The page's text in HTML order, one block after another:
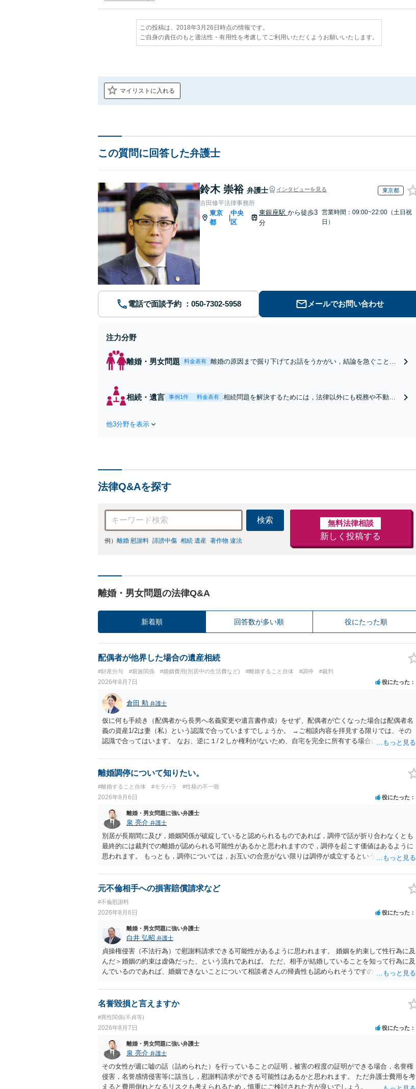
この投稿は、2018年3月26日時点の情報です。
ご自身の責任のもと適法性・有用性を考慮してご利用いただくようお願いいたします。
マイリストに入れる
この質問に回答した弁護士
鈴木 崇裕 弁護士 インタビューを見る 東京都
吉田修平法律事務所
東京
都
中央
区
東銀座駅から徒歩3
分
営業時間：09:00~22:00（土日祝
日）
電話で面談予約 メールでお問い合わせ
注力分野
離婚・男女問題 料金表有
離婚の原因まで掘り下げてお話をうかがい，結論を急ぐことな
相続・遺言 事例1件 料金表有
相続問題を解決するためには，法律以外にも税務や不動産
他3分野を表示
法律Q&Aを探す
検索
例） 離婚 慰謝料 誹謗中傷 相続 遺産 著作物 違法
無料法律相談
新しく投稿する
離婚・男女問題の法律Q&A
新着順 回答数が多い順 役にたった順
配偶者が他界した場合の遺産相続
#財産分与 #親族関係 #婚姻費用(別居中の生活費など) #離婚すること自体 #調停 #裁判
2026年8月7日 役にたった
倉田 勲 弁護士
仮に何も手続き（配偶者から長男へ名義変更や遺言書作成）をせず、配偶者が亡くなった場合は配偶者名
義の資産1/2は妻（私）という認識で合っていますでしょうか。 →ご相談内容を拝見する限りでは、その
認識で合ってはいます。 なお、逆に１/２しか権利がないため、自宅を完全に所有する場合は、他の相続
離婚調停について知りたい。
#離婚すること自体 #モラハラ #性格の不一致
2026年8月6日 役にたった
離婚・男女問題に強い弁護士
泉 亮介 弁護士
別居が長期間に及び，婚姻関係が破綻していると認められるものであれば，調停で話が折り合わなくとも
最終的には裁判での離婚が認められる可能性があるかと思われますので，調停を起こす価値はあるように
思われます。 もっとも，調停については，お互いの合意がない限りは調停が成立するということはないた
の離婚に固執しないかいずれかの対応は必要となるかと思われます。 お一人で対応するのは難しい側面も
ありますので弁護士を立てることを検討されると良いかと思われます。
元不倫相手への損害賠償請求など
#不倫慰謝料
2026年8月6日 役にたった
離婚・男女問題に強い弁護士
白井 弘昭 弁護士
貞操権侵害（不法行為）で慰謝料請求できる可能性があるように思われます。 婚姻を約束して性行為に及
んだ＞婚姻の約束は虚偽だった、という流れであれば。 ただ、相手が結婚していることを知って行為に及
んでいるのであれば、婚姻できないことについて相談者さんの帰責性も認められそうですので、あまり慰
名誉毀損と言えますか
#異性関係(不貞等)
2026年8月7日 役にたった
離婚・男女問題に強い弁護士
泉 亮介 弁護士
その女性が週に嘘の話（詰められた）を行っていることの証明，被害の程度の証明ができる場合，名誉権
侵害，名誉感情侵害等に該当し，慰謝料請求ができる可能性はあるかと思われます。 ただ弁護士費用を考
えると費用倒れとなるリスクも考えられるため，慎重にご検討された方が良いでしょう。